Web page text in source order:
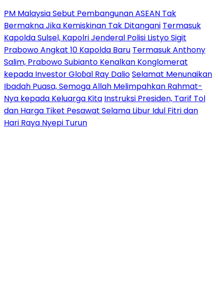
PM Malaysia Sebut Pembangunan ASEAN Tak
Bermakna Jika Kemiskinan Tak Ditangani Termasuk
Kapolda Sulsel, Kapolri Jenderal Polisi Listyo Sigit
Prabowo Angkat 10 Kapolda Baru Termasuk Anthony
Salim, Prabowo Subianto Kenalkan Konglomerat
kepada Investor Gloɓal Ray DalioSelamat Menunaikan
Ibadah Puasa, Semoga Allah Melimpahkan Rahmat-
Nya kepada Keluarga Kita Instruksi Presiden, Tarif Tol
dan Harga Tiket Pesawat Selama Libur Idul Fitri dan
Hari Raya Nyepi Turun